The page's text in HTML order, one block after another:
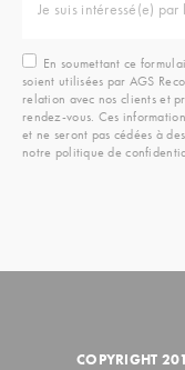
Je suis intéressé(e) par
En soumettant ce
soient utilisées par AGS
relation avec nos clients et
rendez-vous. Ces
et ne seront pas cédées à
notre politique de
COPYRIGHT